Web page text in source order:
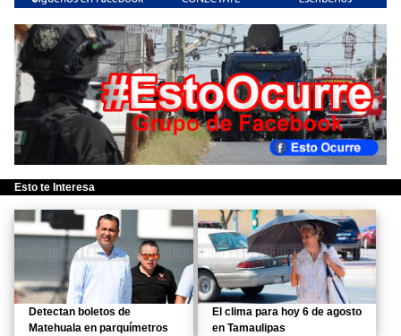
Esto te Interesa
Detectan boletos de
Matehuala en parquímetros
El clima para hoy 6 de agosto
en Tamaulipas